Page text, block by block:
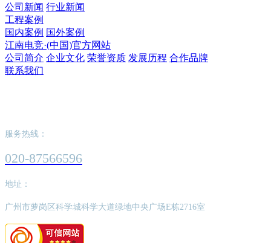
公司新闻 行业新闻
工程案例
国内案例 国外案例
江南电竞·(中国)官方网站
公司简介 企业文化 荣誉资质 发展历程 合作品牌
联系我们
服务热线：
020-87566596
地址：
广州市萝岗区科学城科学大道绿地中央广场E栋2716室